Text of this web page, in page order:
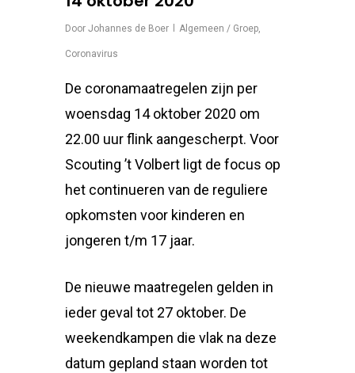
Door Johannes de Boer Algemeen / Groep,
Coronavirus
De coronamaatregelen zijn per
woensdag 14 oktober 2020 om
22.00 uur flink aangescherpt. Voor
Scouting ’t Volbert ligt de focus op
het continueren van de reguliere
opkomsten voor kinderen en
jongeren t/m 17 jaar.
De nieuwe maatregelen gelden in
ieder geval tot 27 oktober. De
weekendkampen die vlak na deze
datum gepland staan worden tot